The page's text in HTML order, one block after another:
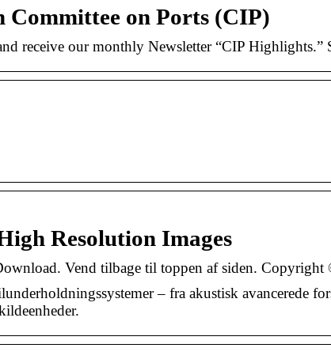
on Ports (CIP)
receive our monthly Newsletter “CIP Highlights.”
Resolution Images
Vend tilbage til toppen af siden.
– fra akustisk avancerede